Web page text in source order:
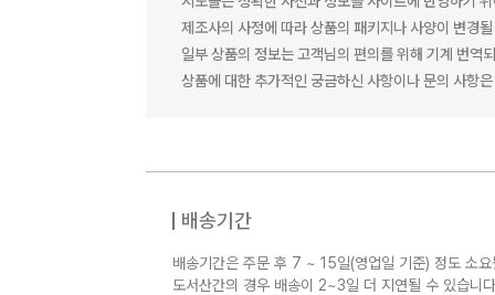
제조사의 사정에 따라 상품의 패키지나 사양이 변경
일부 상품의 정보는 고객님의 편의를 위해 기계 번역
상품에 대한 추가적인 궁금하신 사항이나 문의 사항
배송기간
배송기간은 주문 후 7 ~ 15일(영업일 기준) 정도 소
도서산간의 경우 배송이 2~3일 더 지연될 수 있습니